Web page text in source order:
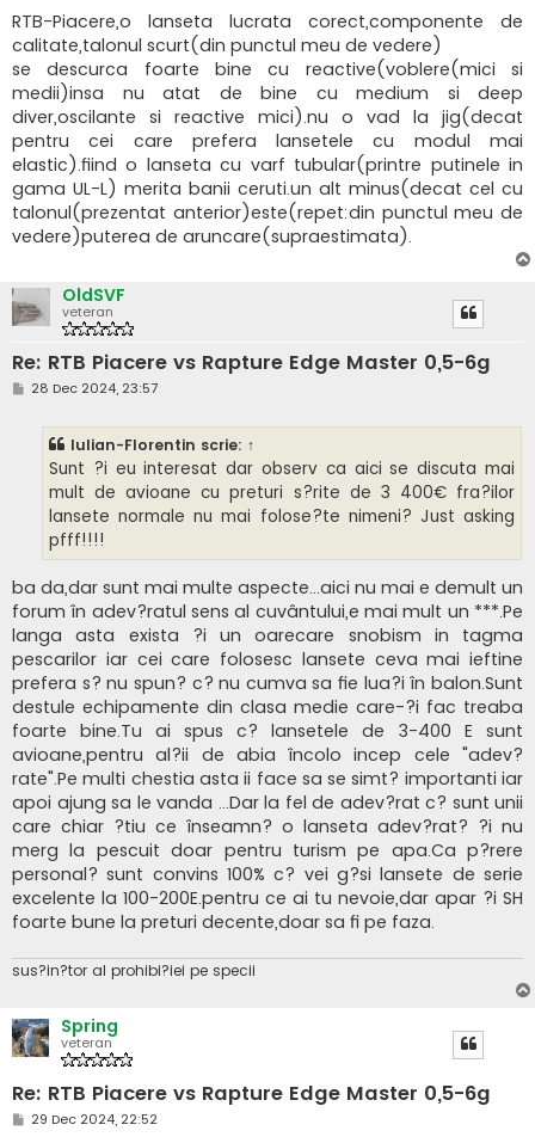
s
a
j
RTB-Piacere,o lanseta lucrata corect,componente de
calitate,talonul scurt(din punctul meu de vedere)
se descurca foarte bine cu reactive(voblere(mici si
medii)insa nu atat de bine cu medium si deep
diver,oscilante si reactive mici).nu o vad la jig(decat
pentru cei care prefera lansetele cu modul mai
elastic).fiind o lanseta cu varf tubular(printre putinele in
gama UL-L) merita banii ceruti.un alt minus(decat cel cu
talonul(prezentat anterior)este(repet:din punctul meu de
vedere)puterea de aruncare(supraestimata).
OldSVF
veteran
Re: RTB Piacere vs Rapture Edge Master 0,5-6g
M
28 Dec 2024, 23:57
Iulian-Florentin scrie: ↑
Sunt ?i eu interesat dar observ ca aici se discuta mai
mult de avioane cu preturi s?rite de 3 400€ fra?ilor
lansete normale nu mai folose?te nimeni? Just asking
pfff!!!!
ba da,dar sunt mai multe aspecte...aici nu mai e demult un
forum în adev?ratul sens al cuvântului,e mai mult un ***.Pe
langa asta exista ?i un oarecare snobism in tagma
pescarilor iar cei care folosesc lansete ceva mai ieftine
prefera s? nu spun? c? nu cumva sa fie lua?i în balon.Sunt
destule echipamente din clasa medie care-?i fac treaba
foarte bine.Tu ai spus c? lansetele de 3-400 E sunt
avioane,pentru al?ii de abia încolo incep cele "adev?
rate".Pe multi chestia asta ii face sa se simt? importanti iar
apoi ajung sa le vanda ...Dar la fel de adev?rat c? sunt unii
care chiar ?tiu ce înseamn? o lanseta adev?rat? ?i nu
merg la pescuit doar pentru turism pe apa.Ca p?rere
personal? sunt convins 100% c? vei g?si lansete de serie
excelente la 100-200E.pentru ce ai tu nevoie,dar apar ?i SH
foarte bune la preturi decente,doar sa fi pe faza.
sus?in?tor al prohibi?iei pe specii
Spring
veteran
Re: RTB Piacere vs Rapture Edge Master 0,5-6g
M
29 Dec 2024, 22:52